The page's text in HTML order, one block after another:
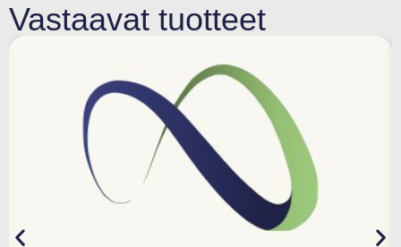
Vastaavat tuotteet